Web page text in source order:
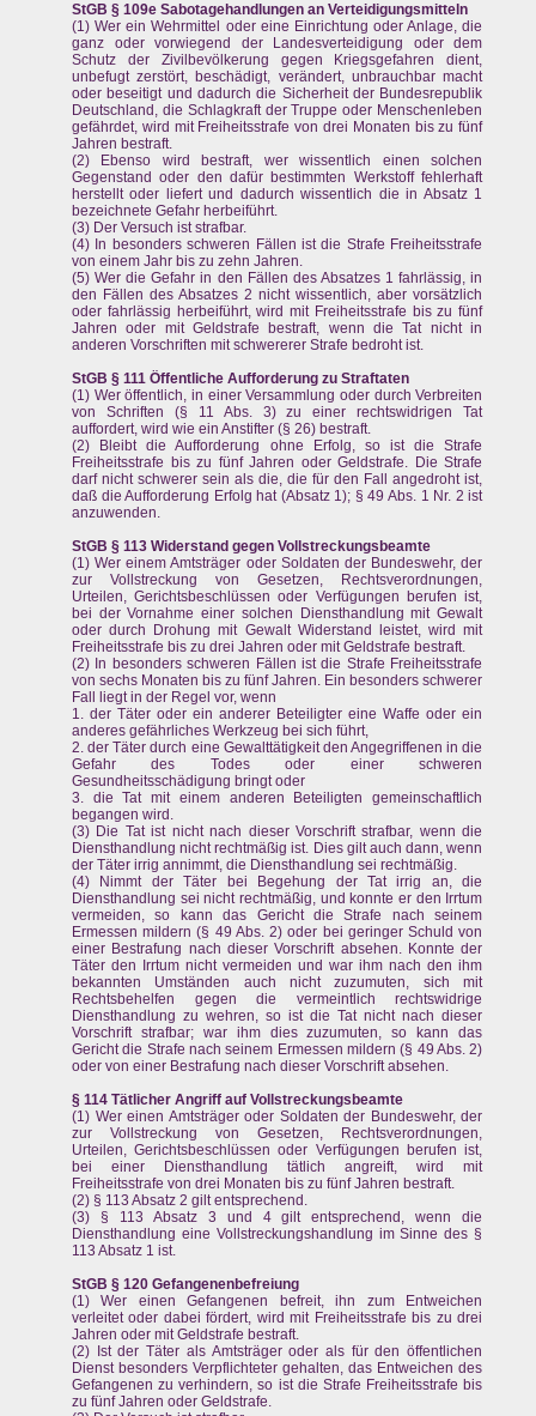
StGB § 109e Sabotagehandlungen an Verteidigungsmitteln
(1) Wer ein Wehrmittel oder eine Einrichtung oder Anlage, die
ganz oder vorwiegend der Landesverteidigung oder dem
Schutz der Zivilbevölkerung gegen Kriegsgefahren dient,
unbefugt zerstört, beschädigt, verändert, unbrauchbar macht
oder beseitigt und dadurch die Sicherheit der Bundesrepublik
Deutschland, die Schlagkraft der Truppe oder Menschenleben
gefährdet, wird mit Freiheitsstrafe von drei Monaten bis zu fünf
Jahren bestraft.
(2) Ebenso wird bestraft, wer wissentlich einen solchen
Gegenstand oder den dafür bestimmten Werkstoff fehlerhaft
herstellt oder liefert und dadurch wissentlich die in Absatz 1
bezeichnete Gefahr herbeiführt.
(3) Der Versuch ist strafbar.
(4) In besonders schweren Fällen ist die Strafe Freiheitsstrafe
von einem Jahr bis zu zehn Jahren.
(5) Wer die Gefahr in den Fällen des Absatzes 1 fahrlässig, in
den Fällen des Absatzes 2 nicht wissentlich, aber vorsätzlich
oder fahrlässig herbeiführt, wird mit Freiheitsstrafe bis zu fünf
Jahren oder mit Geldstrafe bestraft, wenn die Tat nicht in
anderen Vorschriften mit schwererer Strafe bedroht ist.
StGB § 111 Öffentliche Aufforderung zu Straftaten
(1) Wer öffentlich, in einer Versammlung oder durch Verbreiten
von Schriften (§ 11 Abs. 3) zu einer rechtswidrigen Tat
auffordert, wird wie ein Anstifter (§ 26) bestraft.
(2) Bleibt die Aufforderung ohne Erfolg, so ist die Strafe
Freiheitsstrafe bis zu fünf Jahren oder Geldstrafe. Die Strafe
darf nicht schwerer sein als die, die für den Fall angedroht ist,
daß die Aufforderung Erfolg hat (Absatz 1); § 49 Abs. 1 Nr. 2 ist
anzuwenden.
StGB § 113 Widerstand gegen Vollstreckungsbeamte
(1) Wer einem Amtsträger oder Soldaten der Bundeswehr, der
zur Vollstreckung von Gesetzen, Rechtsverordnungen,
Urteilen, Gerichtsbeschlüssen oder Verfügungen berufen ist,
bei der Vornahme einer solchen Diensthandlung mit Gewalt
oder durch Drohung mit Gewalt Widerstand leistet, wird mit
Freiheitsstrafe bis zu drei Jahren oder mit Geldstrafe bestraft.
(2) In besonders schweren Fällen ist die Strafe Freiheitsstrafe
von sechs Monaten bis zu fünf Jahren. Ein besonders schwerer
Fall liegt in der Regel vor, wenn
1. der Täter oder ein anderer Beteiligter eine Waffe oder ein
anderes gefährliches Werkzeug bei sich führt,
2. der Täter durch eine Gewalttätigkeit den Angegriffenen in die
Gefahr des Todes oder einer schweren
Gesundheitsschädigung bringt oder
3. die Tat mit einem anderen Beteiligten gemeinschaftlich
begangen wird.
(3) Die Tat ist nicht nach dieser Vorschrift strafbar, wenn die
Diensthandlung nicht rechtmäßig ist. Dies gilt auch dann, wenn
der Täter irrig annimmt, die Diensthandlung sei rechtmäßig.
(4) Nimmt der Täter bei Begehung der Tat irrig an, die
Diensthandlung sei nicht rechtmäßig, und konnte er den Irrtum
vermeiden, so kann das Gericht die Strafe nach seinem
Ermessen mildern (§ 49 Abs. 2) oder bei geringer Schuld von
einer Bestrafung nach dieser Vorschrift absehen. Konnte der
Täter den Irrtum nicht vermeiden und war ihm nach den ihm
bekannten Umständen auch nicht zuzumuten, sich mit
Rechtsbehelfen gegen die vermeintlich rechtswidrige
Diensthandlung zu wehren, so ist die Tat nicht nach dieser
Vorschrift strafbar; war ihm dies zuzumuten, so kann das
Gericht die Strafe nach seinem Ermessen mildern (§ 49 Abs. 2)
oder von einer Bestrafung nach dieser Vorschrift absehen.
§ 114 Tätlicher Angriff auf Vollstreckungsbeamte
(1) Wer einen Amtsträger oder Soldaten der Bundeswehr, der
zur Vollstreckung von Gesetzen, Rechtsverordnungen,
Urteilen, Gerichtsbeschlüssen oder Verfügungen berufen ist,
bei einer Diensthandlung tätlich angreift, wird mit
Freiheitsstrafe von drei Monaten bis zu fünf Jahren bestraft.
(2) § 113 Absatz 2 gilt entsprechend.
(3) § 113 Absatz 3 und 4 gilt entsprechend, wenn die
Diensthandlung eine Vollstreckungshandlung im Sinne des §
113 Absatz 1 ist.
StGB § 120 Gefangenenbefreiung
(1) Wer einen Gefangenen befreit, ihn zum Entweichen
verleitet oder dabei fördert, wird mit Freiheitsstrafe bis zu drei
Jahren oder mit Geldstrafe bestraft.
(2) Ist der Täter als Amtsträger oder als für den öffentlichen
Dienst besonders Verpflichteter gehalten, das Entweichen des
Gefangenen zu verhindern, so ist die Strafe Freiheitsstrafe bis
zu fünf Jahren oder Geldstrafe.